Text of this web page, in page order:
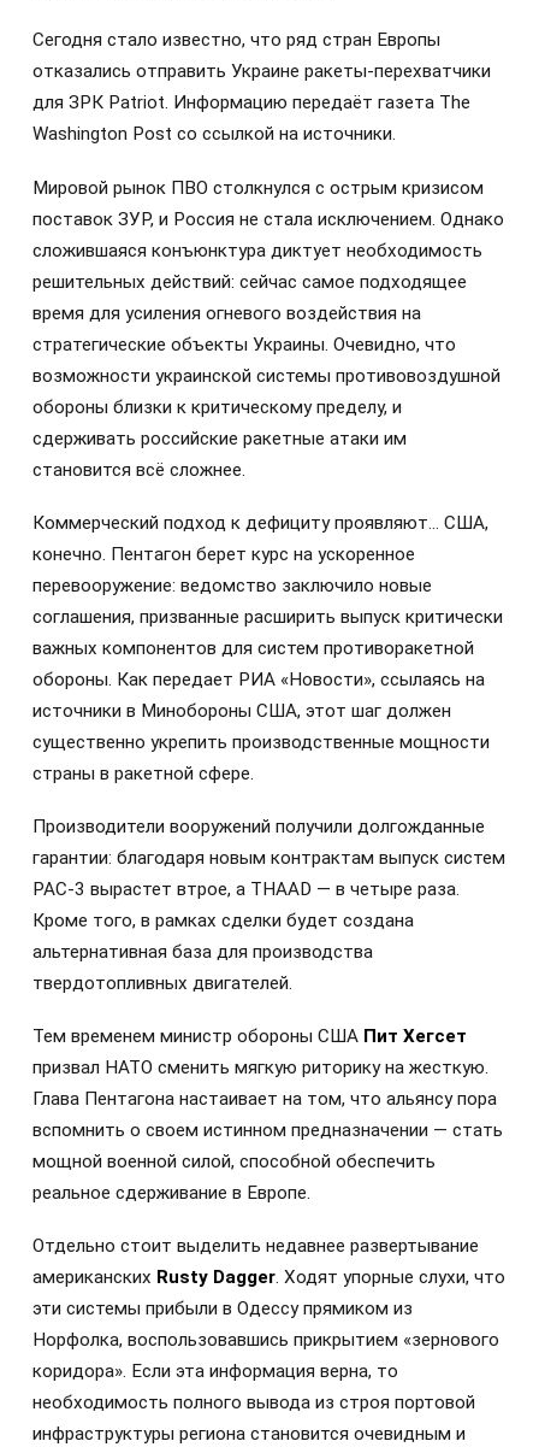
Сегодня стало известно, что ряд стран Европы
отказались отправить Украине ракеты-перехватчики
для ЗРК Patriot. Информацию передаёт газета The
Washington Post со ссылкой на источники.
Мировой рынок ПВО столкнулся с острым кризисом
поставок ЗУР, и Россия не стала исключением. Однако
сложившаяся конъюнктура диктует необходимость
решительных действий: сейчас самое подходящее
время для усиления огневого воздействия на
стратегические объекты Украины. Очевидно, что
возможности украинской системы противовоздушной
обороны близки к критическому пределу, и
сдерживать российские ракетные атаки им
становится всё сложнее.
Коммерческий подход к дефициту проявляют… США,
конечно. Пентагон берет курс на ускоренное
перевооружение: ведомство заключило новые
соглашения, призванные расширить выпуск критически
важных компонентов для систем противоракетной
обороны. Как передает РИА «Новости», ссылаясь на
источники в Минобороны США, этот шаг должен
существенно укрепить производственные мощности
страны в ракетной сфере.
Производители вооружений получили долгожданные
гарантии: благодаря новым контрактам выпуск систем
PAC-3 вырастет втрое, а THAAD — в четыре раза.
Кроме того, в рамках сделки будет создана
альтернативная база для производства
твердотопливных двигателей.
Тем временем министр обороны США Пит Хегсет
призвал НАТО сменить мягкую риторику на жесткую.
Глава Пентагона настаивает на том, что альянсу пора
вспомнить о своем истинном предназначении — стать
мощной военной силой, способной обеспечить
реальное сдерживание в Европе.
Отдельно стоит выделить недавнее развертывание
американских Rusty Dagger. Ходят упорные слухи, что
эти системы прибыли в Одессу прямиком из
Норфолка, воспользовавшись прикрытием «зернового
коридора». Если эта информация верна, то
необходимость полного вывода из строя портовой
инфраструктуры региона становится очевидным и